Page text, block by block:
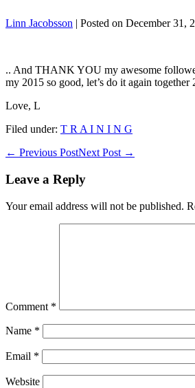
Linn Jacobsson | Posted on December 31,
.. And THANK YOU my awesome
my 2015 so good, let’s do it again together
Love, L
Filed under: T R A I N I N G
Post
← Previous PostNext Post →
Leave a Reply
Your email address will not be published.
Comment *
Name *
Email *
Website